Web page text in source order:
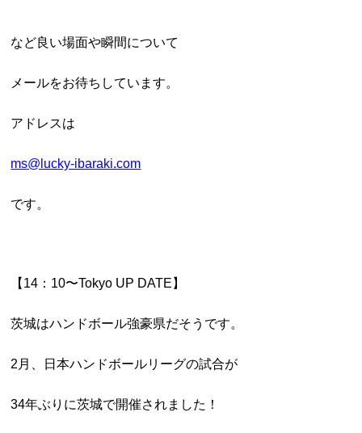
など良い場面や瞬間について
メールをお待ちしています。
アドレスは
ms@lucky-ibaraki.com
です。
【14：10〜Tokyo UP DATE】
茨城はハンドボール強豪県だそうです。
2月、日本ハンドボールリーグの試合が
34年ぶりに茨城で開催されました！